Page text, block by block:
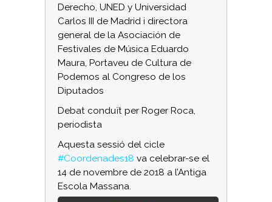
Derecho, UNED y Universidad
Carlos III de Madrid i directora
general de la Asociación de
Festivales de Música Eduardo
Maura, Portaveu de Cultura de
Podemos al Congreso de los
Diputados
Debat conduït per Roger Roca,
periodista
Aquesta sessió del cicle
#Coordenades18 va celebrar-se el
14 de novembre de 2018 a l’Antiga
Escola Massana.